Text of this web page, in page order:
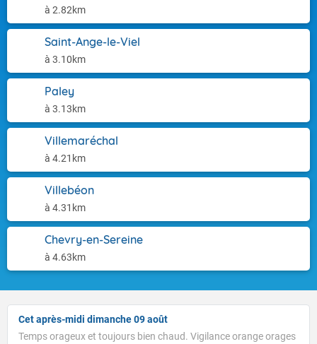
à 2.82km
Saint-Ange-le-Viel
à 3.10km
Paley
à 3.13km
Villemaréchal
à 4.21km
Villebéon
à 4.31km
Chevry-en-Sereine
à 4.63km
Cet après-midi dimanche 09 août
Temps orageux et toujours bien chaud. Vigilance orange orages